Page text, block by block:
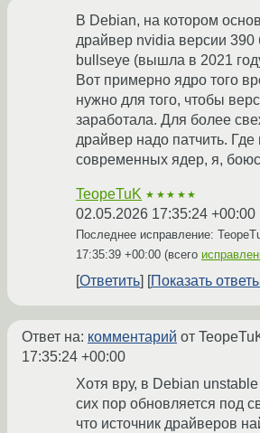
В Debian, на котором
драйвер nvidia версии
bullseye (вышла в 2021
Вот примерно ядро того
нужно для того, чтобы
заработала. Для более
драйвер надо патчить. Где
современных ядер, я,
TeopeTuK ★★★★★
02.05.2026 17:35:24 +00:00
Последнее исправление:
17:35:39 +00:00 (всего
Ответить Показать
Ответ на: комментарий от
17:35:24 +00:00
Хотя вру, в Debian
сих пор обновляется под
что источник драйверов